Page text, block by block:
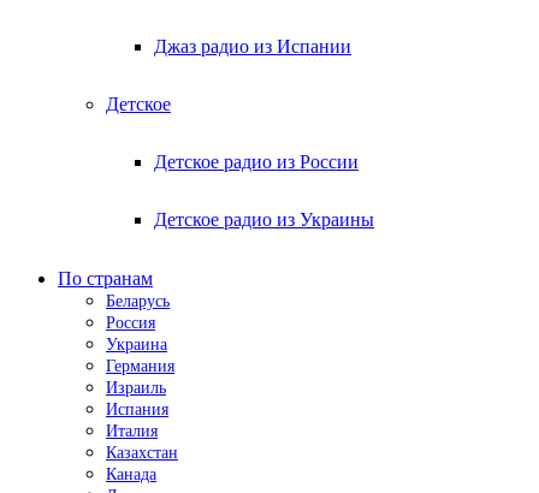
Джаз радио из Испании
Детское
Детское радио из России
Детское радио из Украины
По странам
Беларусь
Россия
Украина
Германия
Израиль
Испания
Италия
Казахстан
Канада